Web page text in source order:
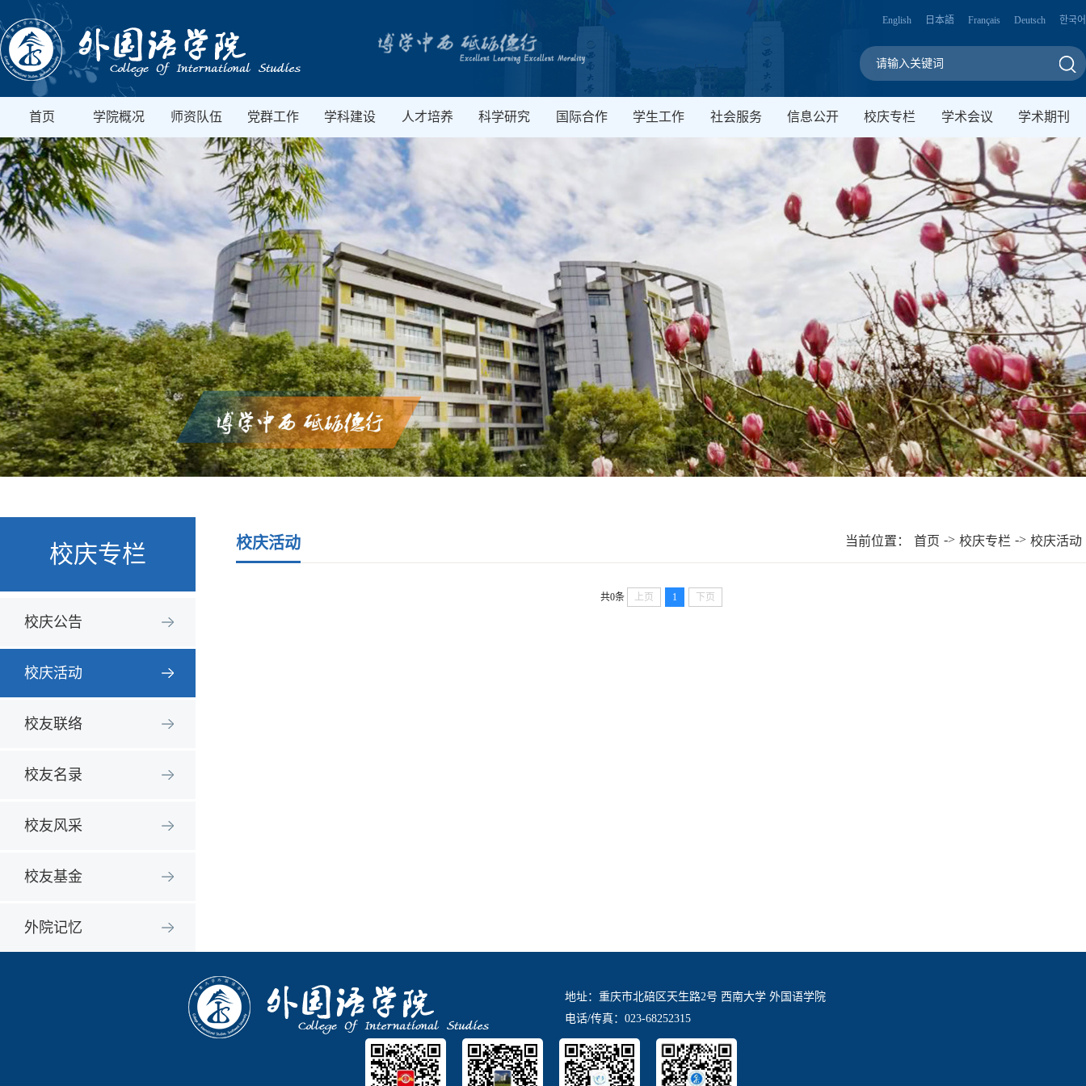
English 日本語 Français Deutsch 한국어
首页 学院概况 师资队伍 党群工作 学科建设 人才培养 科学研究 国际合作 学生工作 社会服务 信息公开 校庆专栏 学术会议 学术期刊
校庆专栏
校庆公告
校庆活动
校友联络
校友名录
校友风采
校友基金
外院记忆
校庆活动 当前位置： 首页 -> 校庆专栏 -> 校庆活动
共0条 上页 1 下页
地址：重庆市北碚区天生路2号 西南大学 外国语学院
电话/传真：023-68252315